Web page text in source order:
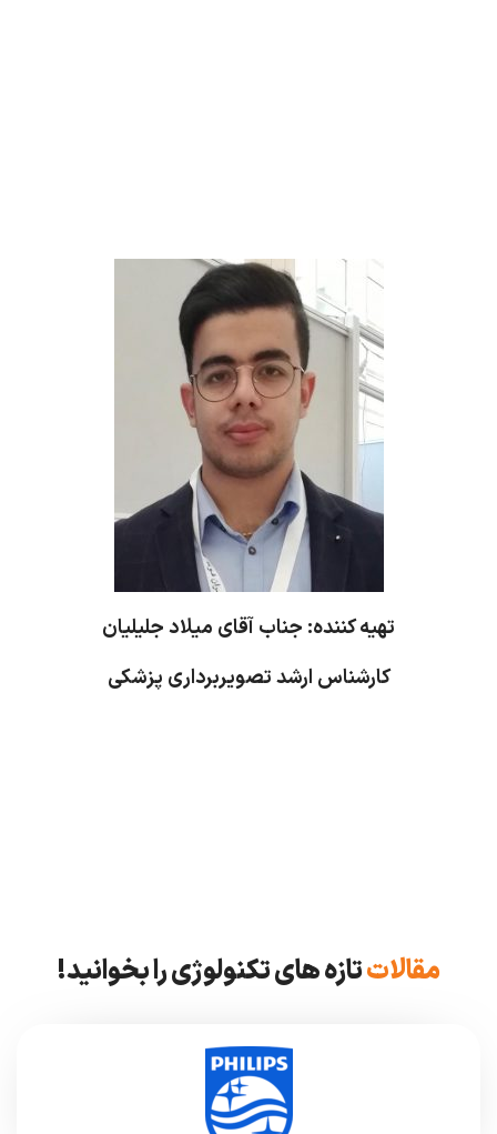
تهیه کننده: جناب آقای میلاد جلیلیان
کارشناس ارشد تصویربرداری پزشکی
مقالاتتازه های تکنولوژی را بخوانید!